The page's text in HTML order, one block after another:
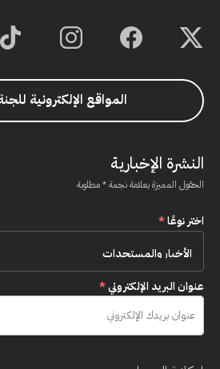
المواقع الإلكترونية
النشرة الإخبارية
الحقول المميزة بعلامة نجمة * مطلوبة
اختر نوعًا*
عنوان البريد الإلكتروني*